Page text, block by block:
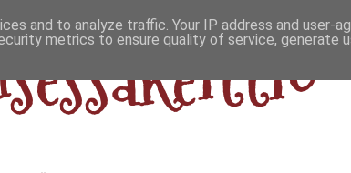
and to analyze traffic. Your IP address and user-
metrics to ensure quality of service, generate